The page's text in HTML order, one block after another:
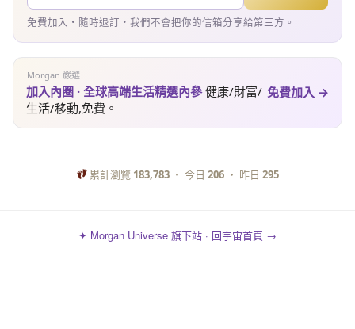
免費加入・隨時退訂・我們不會把你的信箱分享給第三方。
Morgan 嚴選
加入內圈 · 全球高端生活精選內參健康/財富/
生活/移動,免費。
免費加入 →
累計瀏覽 183,783 ・ 今日206 ・ 昨日295
✦ Morgan Universe 旗下站 · 回宇宙首頁 →